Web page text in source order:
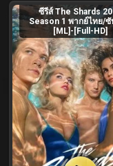
ซีรีส์ The Shards
Season 1 พากย์ไทย/ซั
[ML]-[Full-HD]